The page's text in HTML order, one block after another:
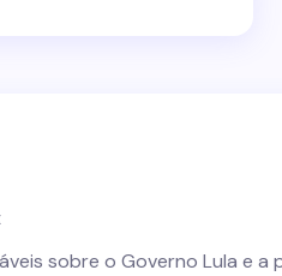
sobre o Governo Lula e